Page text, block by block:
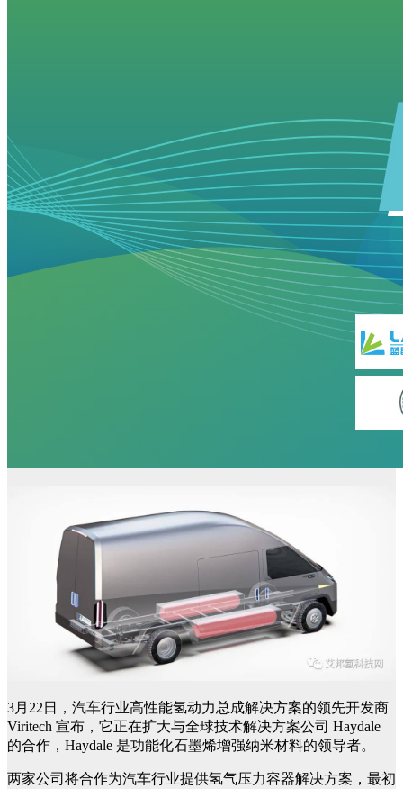
3月22日，汽车行业高性能氢动力总成解决方案的领先开发商
Viritech 宣布，它正在扩大与全球技术解决方案公司 Haydale
的合作，Haydale 是功能化石墨烯增强纳米材料的领导者。
两家公司将合作为汽车行业提供氢气压力容器解决方案，最初